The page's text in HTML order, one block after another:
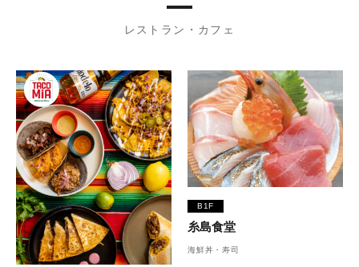
レストラン・カフェ
B1F
糸島食堂
海鮮丼・寿司